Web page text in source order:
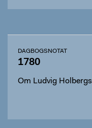
DAGBOGSNOTAT
1780
Om Ludvig